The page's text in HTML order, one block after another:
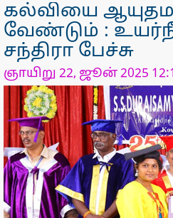
கல்வியை
வேண்டும் :
சந்திரா பேச்சு
ஞாயிறு 22, ஜூன் 2025